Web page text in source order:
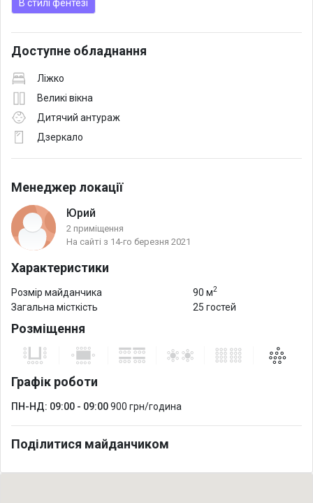
В стилі фентезі
Доступне обладнання
Ліжко
Великі вікна
Дитячий антураж
Дзеркало
Менеджер локації
Юрий
2 приміщення
На сайті з 14-го березня 2021
Характеристики
Розмір майданчика 90 м2
Загальна місткість 25 гостей
Розміщення
Графік роботи
ПН-НД: 09:00 - 09:00900 грн/година
Поділитися майданчиком